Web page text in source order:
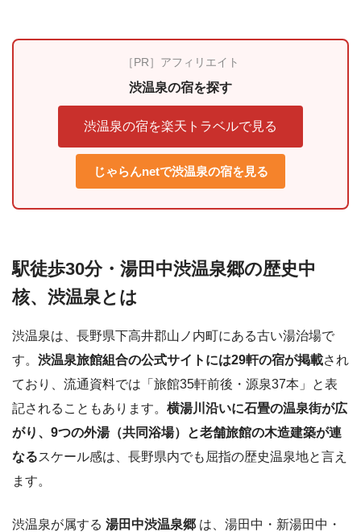
［PR］アフィリエイト
渋温泉の宿を探す
渋温泉の宿を楽天トラベルで見る
じゃらんnetで渋温泉の宿を見る
駅徒歩30分・湯田中渋温泉郷の歴史中
核、渋温泉とは
渋温泉は、長野県下高井郡山ノ内町にある古い湯治場で
す。 渋温泉旅館組合の公式サイトには29軒の宿が掲載され
ており、流通資料では「旅館35軒前後・源泉37本」と表
記されることもあります。 横湯川沿いに石畳の温泉街が広
がり、9つの外湯（共同浴場）と老舗旅館の木造建築が連
なるスケール感は、長野県内でも屈指の歴史温泉地と言え
ます。
渋温泉が属する 湯田中渋温泉郷 は、湯田中・新湯田中・